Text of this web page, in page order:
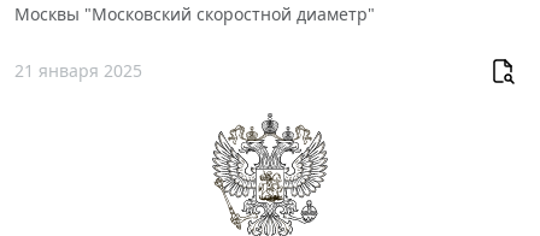
Москвы "Московский скоростной диаметр"
21 января 2025